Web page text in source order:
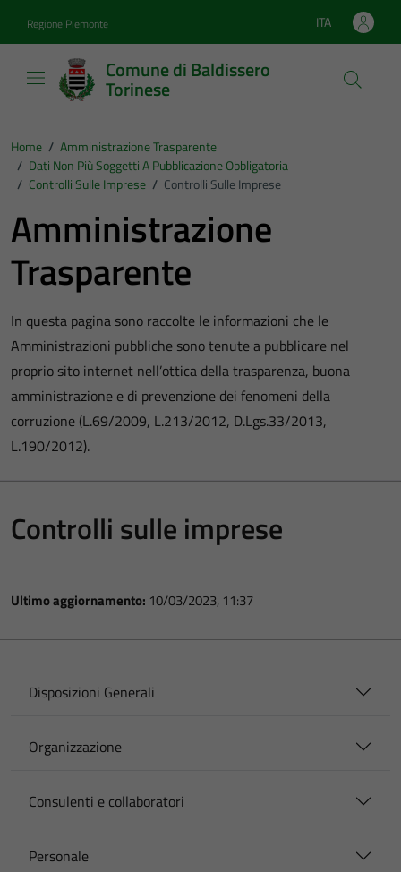
Regione Piemonte Lingua attiva:
ITA
Comune di Baldissero
Torinese
Home / Amministrazione Trasparente
/ Dati Non Più Soggetti A Pubblicazione Obbligatoria
/ Controlli Sulle Imprese / Controlli Sulle Imprese
Amministrazione
Trasparente
In questa pagina sono raccolte le informazioni che le
Amministrazioni pubbliche sono tenute a pubblicare nel
proprio sito internet nell’ottica della trasparenza, buona
amministrazione e di prevenzione dei fenomeni della
corruzione (L.69/2009, L.213/2012, D.Lgs.33/2013,
L.190/2012).
Controlli sulle imprese
Ultimo aggiornamento: 10/03/2023, 11:37
Disposizioni Generali
Organizzazione
Consulenti e collaboratori
Personale